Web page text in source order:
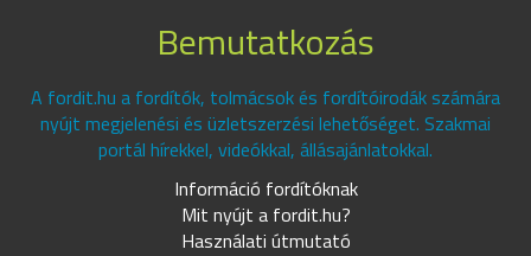
Bemutatkozás
A fordit.hu a fordítók, tolmácsok és fordítóirodák számára
nyújt megjelenési és üzletszerzési lehetőséget. Szakmai
portál hírekkel, videókkal, állásajánlatokkal.
Információ fordítóknak
Mit nyújt a fordit.hu?
Használati útmutató